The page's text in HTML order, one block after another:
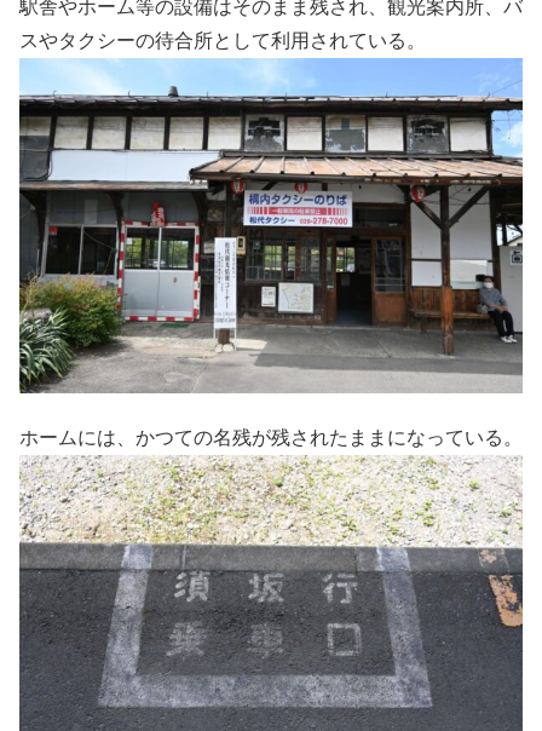
駅舎やホーム等の設備はそのまま残され、観光案内所、バ
スやタクシーの待合所として利用されている。
ホームには、かつての名残が残されたままになっている。